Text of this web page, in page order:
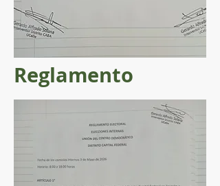
Reglamento